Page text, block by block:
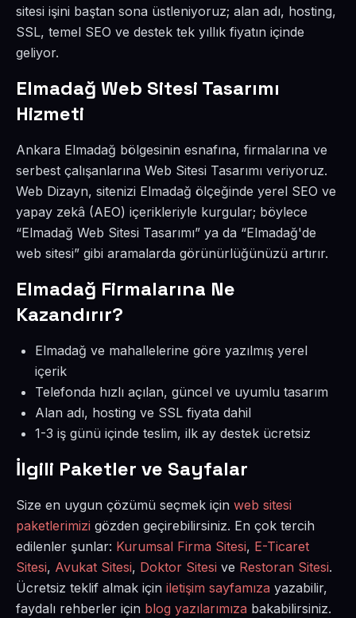
sitesi işini baştan sona üstleniyoruz; alan adı, hosting,
SSL, temel SEO ve destek tek yıllık fiyatın içinde
geliyor.
Elmadağ Web Sitesi Tasarımı
Hizmeti
Ankara Elmadağ bölgesinin esnafına, firmalarına ve
serbest çalışanlarına Web Sitesi Tasarımı veriyoruz.
Web Dizayn, sitenizi Elmadağ ölçeğinde yerel SEO ve
yapay zekâ (AEO) içerikleriyle kurgular; böylece
“Elmadağ Web Sitesi Tasarımı” ya da “Elmadağ'de
web sitesi” gibi aramalarda görünürlüğünüzü artırır.
Elmadağ Firmalarına Ne
Kazandırır?
Elmadağ ve mahallelerine göre yazılmış yerel
içerik
Telefonda hızlı açılan, güncel ve uyumlu tasarım
Alan adı, hosting ve SSL fiyata dahil
1-3 iş günü içinde teslim, ilk ay destek ücretsiz
İlgili Paketler ve Sayfalar
Size en uygun çözümü seçmek için web sitesi
paketlerimizi gözden geçirebilirsiniz. En çok tercih
edilenler şunlar: Kurumsal Firma Sitesi, E-Ticaret
Sitesi, Avukat Sitesi, Doktor Sitesi ve Restoran Sitesi.
Ücretsiz teklif almak için iletişim sayfamıza yazabilir,
faydalı rehberler için blog yazılarımıza bakabilirsiniz.